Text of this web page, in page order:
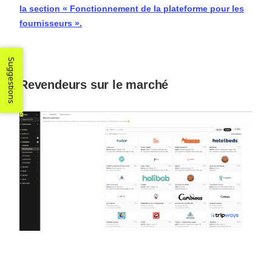
la section « Fonctionnement de la plateforme pour les
fournisseurs ».
Revendeurs sur le marché
Suggestions